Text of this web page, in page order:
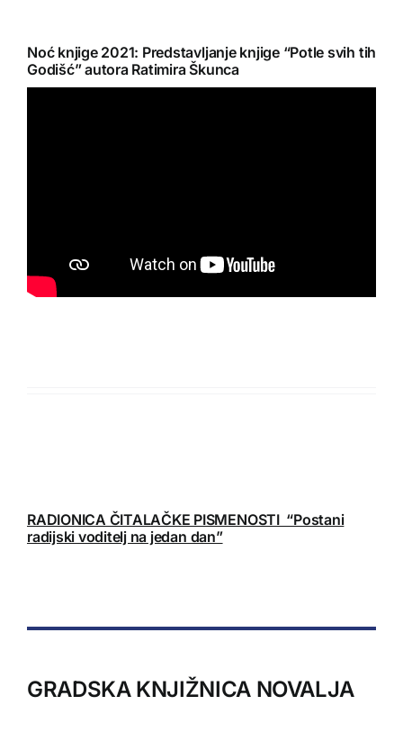
Audiovizualni sadržaj
Noć knjige 2021: Predstavljanje knjige “Potle svih tih
Godišć” autora Ratimira Škunca
RADIONICA ČITALAČKE PISMENOSTI “Postani
radijski voditelj na jedan dan”
GRADSKA KNJIŽNICA NOVALJA